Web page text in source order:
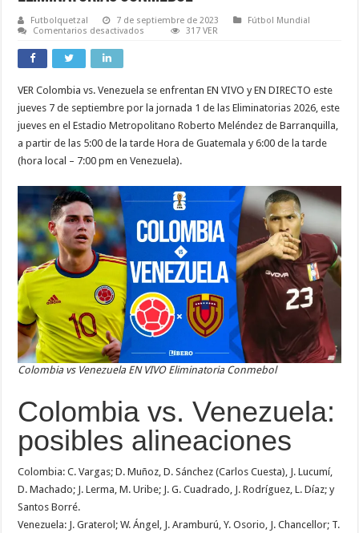
Futbolquetzal 7 de septiembre de 2023
Fútbol Mundial
Comentarios desactivados
ONLINE
EN
DIRECTO
TV
qué
y
transmite
Eliminatorias
Conmebol
317 VER
VER Colombia vs. Venezuela se enfrentan EN VIVO y EN DIRECTO este
jueves 7 de septiembre por la jornada 1 de las Eliminatorias 2026, este
jueves en el Estadio Metropolitano Roberto Meléndez de Barranquilla,
a partir de las 5:00 de la tarde Hora de Guatemala y 6:00 de la tarde
(hora local – 7:00 pm en Venezuela).
Colombia vs Venezuela EN VIVO Eliminatoria Conmebol
Colombia vs. Venezuela:
posibles alineaciones
Colombia: C. Vargas; D. Muñoz, D. Sánchez (Carlos Cuesta), J. Lucumí,
D. Machado; J. Lerma, M. Uribe; J. G. Cuadrado, J. Rodríguez, L. Díaz; y
Santos Borré.
Venezuela: J. Graterol; W. Ángel, J. Aramburú, Y. Osorio, J. Chancellor; T.